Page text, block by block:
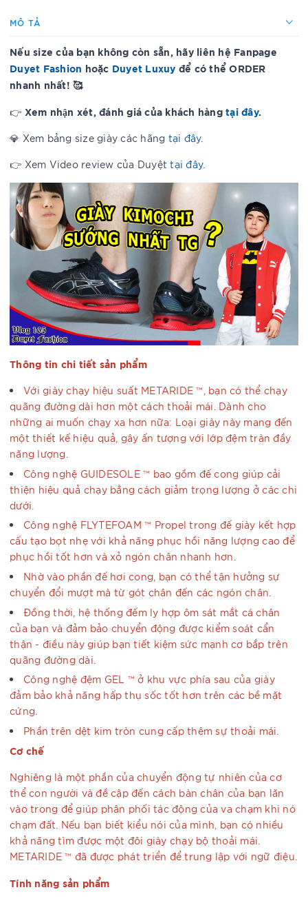
MÔ TẢ
Nếu size của bạn không còn sẵn, hãy liên hệ Fanpage
Duyet Fashion hoặc Duyet Luxuy để có thể ORDER
nhanh nhất! 🥰
👉 Xem nhận xét, đánh giá của khách hàng tại đây.
💎 Xem bảng size giày các hãng tại đây.
👉 Xem Video review của Duyệttại đây.
Thông tin chi tiết sản phẩm
Với giày chạy hiệu suất METARIDE ™, bạn có thể chạy
quãng đường dài hơn một cách thoải mái. Dành cho
những ai muốn chạy xa hơn nữa: Loại giày này mang đến
một thiết kế hiệu quả, gây ấn tượng với lớp đệm tràn đầy
năng lượng.
Công nghệ GUIDESOLE ™ bao gồm đế cong giúp cải
thiện hiệu quả chạy bằng cách giảm trọng lượng ở các chi
dưới.
Công nghệ FLYTEFOAM ™ Propel trong đế giày kết hợp
cấu tạo bọt nhẹ với khả năng phục hồi năng lượng cao để
phục hồi tốt hơn và xỏ ngón chân nhanh hơn.
Nhờ vào phần đế hơi cong, bạn có thể tận hưởng sự
chuyển đổi mượt mà từ gót chân đến các ngón chân.
Đồng thời, hệ thống đếm ly hợp ôm sát mắt cá chân
của bạn và đảm bảo chuyển động được kiểm soát cẩn
thận - điều này giúp bạn tiết kiệm sức mạnh cơ bắp trên
quãng đường dài.
Công nghệ đệm GEL ™ ở khu vực phía sau của giày
đảm bảo khả năng hấp thụ sốc tốt hơn trên các bề mặt
cứng.
Phần trên dệt kim tròn cung cấp thêm sự thoải mái.
Cơ chế
Nghiêng là một phần của chuyển động tự nhiên của cơ
thể con người và đề cập đến cách bàn chân của bạn lăn
vào trong để giúp phân phối tác động của va chạm khi nó
chạm đất. Nếu bạn biết kiểu nói của mình, bạn có nhiều
khả năng tìm được một đôi giày chạy bộ thoải mái.
METARIDE ™ đã được phát triển để trung lập với ngữ điệu.
Tính năng sản phẩm